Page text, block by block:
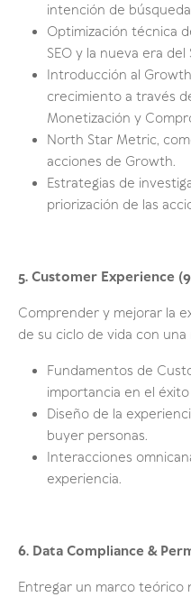
intención de
Optimización técnica
SEO y la nueva era
Introducción al
crecimiento a través
Monetización y
North Star Metric,
acciones de Growth.
Estrategias de
priorización de las
5. Customer Experience
Comprender y mejorar la
de su ciclo de vida con
Fundamentos de
importancia en el
Diseño de la
buyer personas.
Interacciones
experiencia.
6. Data Compliance &
Entregar un marco teórico